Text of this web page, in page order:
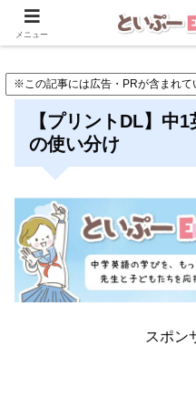
※この記事には広告・PRが含まれて
【プリントDL】中
の使い分け
スポン
メニュー